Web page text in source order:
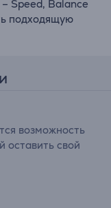
Speed, Balance
подходящую
возможность
оставить свой